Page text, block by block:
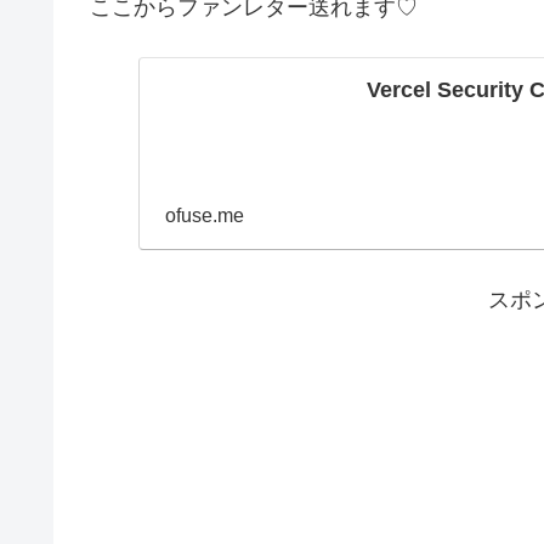
ここからファンレター送れます♡
Vercel Security
ofuse.me
スポ